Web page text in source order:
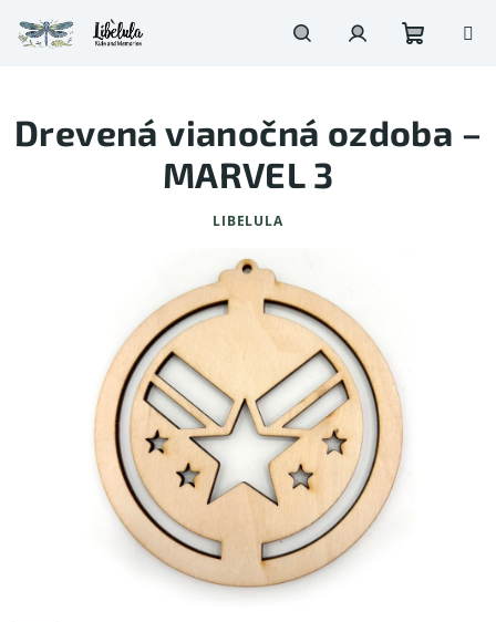
na
obsah
košík
Drevená vianočná ozdoba –
MARVEL 3
LIBELULA